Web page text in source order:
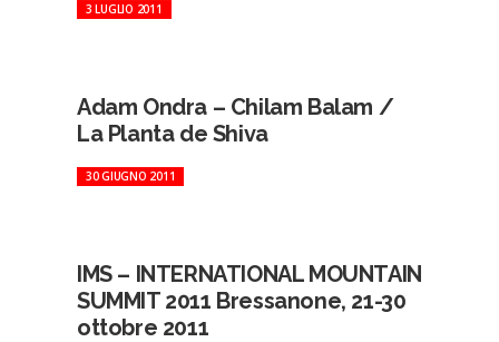
3 LUGLIO 2011
Adam Ondra – Chilam Balam /
La Planta de Shiva
30 GIUGNO 2011
IMS – INTERNATIONAL MOUNTAIN
SUMMIT 2011 Bressanone, 21-30
ottobre 2011